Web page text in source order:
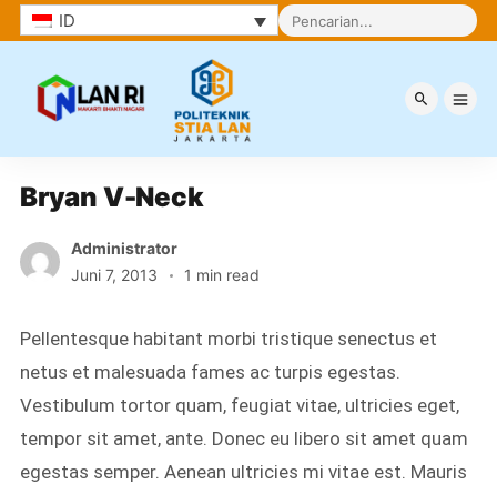
ID
Bryan V-Neck
Administrator
Juni 7, 2013
1 min read
Pellentesque habitant morbi tristique senectus et
netus et malesuada fames ac turpis egestas.
Vestibulum tortor quam, feugiat vitae, ultricies eget,
tempor sit amet, ante. Donec eu libero sit amet quam
egestas semper. Aenean ultricies mi vitae est. Mauris